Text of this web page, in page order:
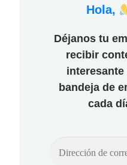
Hola,
Déjanos tu
recibir
interesante
bandeja de
cada